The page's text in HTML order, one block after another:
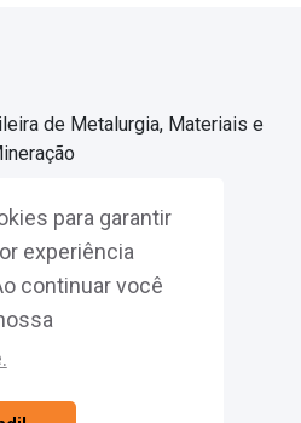
para garantir
experiência
continuar você
de Metalurgia, Materiais e
Associe-se
Fazer Login